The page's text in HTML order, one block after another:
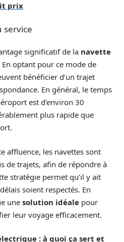
prix
service
significatif de la navette
En optant pour ce mode de
bénéficier d’un trajet
En général, le temps
est d’environ 30
plus rapide que
affluence, les navettes sont
de trajets, afin de répondre à
stratégie permet qu’il y ait
soient respectés. En
une solution idéale pour
leur voyage efficacement.
: à quoi ça sert et